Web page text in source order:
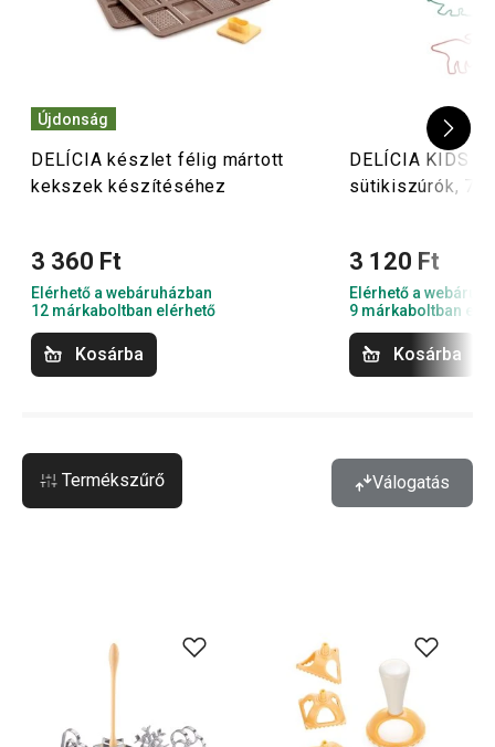
Újdonság
DELÍCIA készlet félig mártott
kekszek készítéséhez
3 360 Ft
Elérhető a webáruházban
12 márkaboltban elérhető
Kosárba
DELÍCIA KIDS
sütikiszúrók, 7
3 120 Ft
Elérhető a
9 márkaboltban
Kosárba
Termékszűrő Válogatás